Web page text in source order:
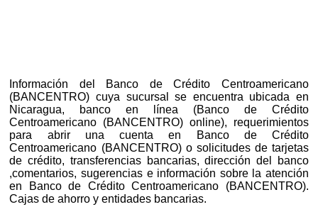
Información del Banco de Crédito Centroamericano
(BANCENTRO) cuya sucursal se encuentra ubicada en
Nicaragua, banco en línea (Banco de Crédito
Centroamericano (BANCENTRO) online), requerimientos
para abrir una cuenta en Banco de Crédito
Centroamericano (BANCENTRO) o solicitudes de tarjetas
de crédito, transferencias bancarias, dirección del banco
,comentarios, sugerencias e información sobre la atención
en Banco de Crédito Centroamericano (BANCENTRO).
Cajas de ahorro y entidades bancarias.